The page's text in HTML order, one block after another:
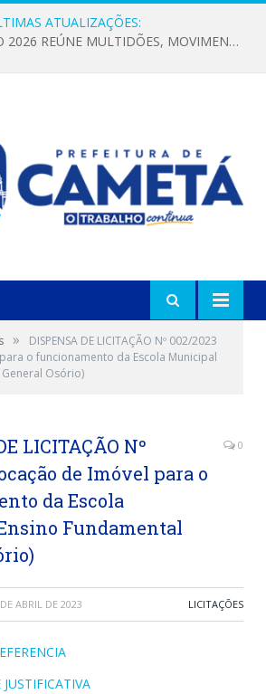
ATUALIZAÇÕES:
FESTIVAL DE VERÃO 2026 REÚNE MULTIDÕES, MOVIMENTA A ECONOMIA E FORTALECE A CULTURA LOCAL
»
DISPENSA DE LICITAÇÃO Nº 002/2023
o funcionamento da Escola Municipal
Osório)
LICITAÇÃO Nº
de Imóvel para o
da Escola
Fundamental
0
ABRIL DE 2023 LICITAÇÕES